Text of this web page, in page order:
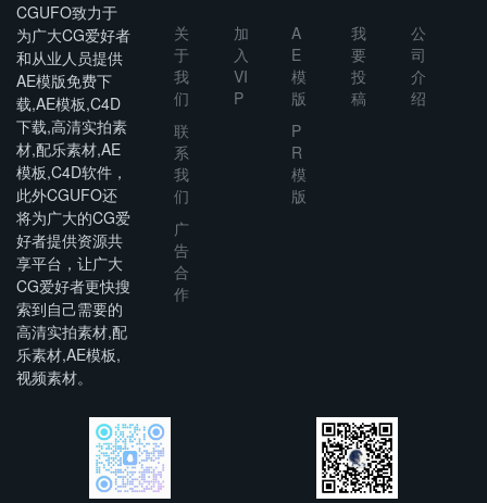
CGUFO致力于
为广大CG爱好者
和从业人员提供
AE模版免费下
载,AE模板,C4D
下载,高清实拍素
材,配乐素材,AE
模板,C4D软件，
此外CGUFO还
将为广大的CG爱
好者提供资源共
享平台，让广大
CG爱好者更快搜
索到自己需要的
高清实拍素材,配
乐素材,AE模板,
视频素材。
关
于
我
们
联
系
我
们
广
告
合
作
加
入
VI
P
A
E
模
版
P
R
模
版
我
要
投
稿
公
司
介
绍